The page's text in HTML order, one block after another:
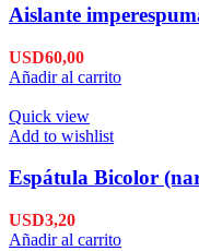
Aislante
USD60,00
Añadir al carrito
Quick view
Add to wishlist
Espátula Bicolor
USD3,20
Añadir al carrito